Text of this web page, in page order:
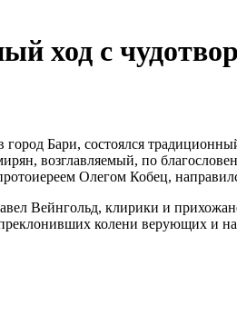
ход с
Бари, состоялся
возглавляемый, по
Олегом Кобец,
Вейнгольд, клирики и
колени верующих и